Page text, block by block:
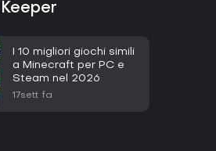
I 10 migliori giochi simili
a Minecraft per PC e
Steam nel 2026
17sett fa